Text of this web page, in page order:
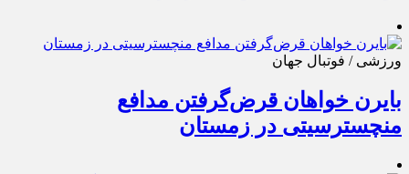
ورزشی / فوتبال جهان
بایرن خواهان قرض‌گرفتن مدافع
منچسترسیتی در زمستان